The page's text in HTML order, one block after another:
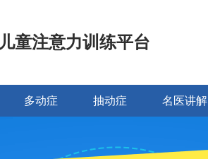
儿童注意力训练平台
多动症 抽动症 名医讲解